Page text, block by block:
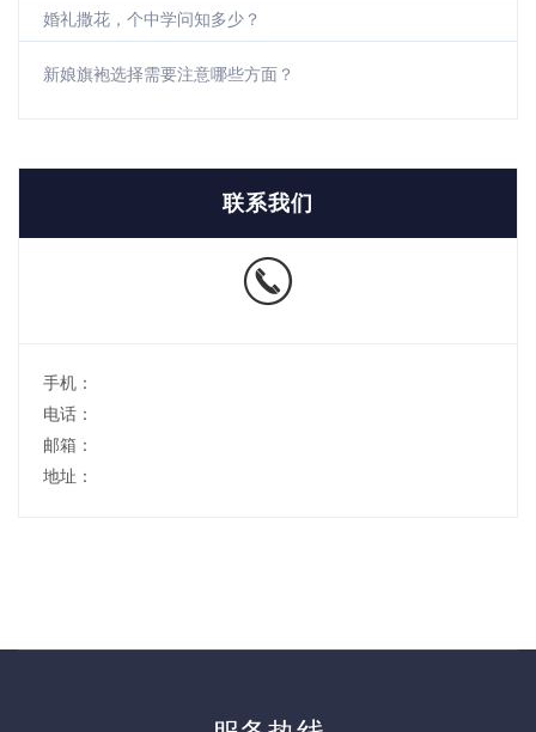
婚礼撒花，个中学问知多少？
新娘旗袍选择需要注意哪些方面？
联系我们
手机：
电话：
邮箱：
地址：